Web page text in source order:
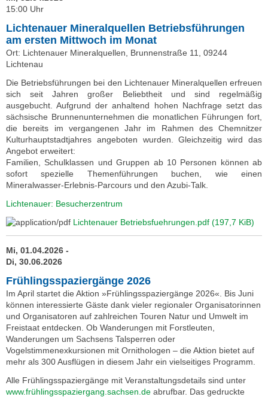
15:00 Uhr
Lichtenauer Mineralquellen Betriebsführungen
am ersten Mittwoch im Monat
Ort: Lichtenauer Mineralquellen, Brunnenstraße 11, 09244
Lichtenau
Die Betriebsführungen bei den Lichtenauer Mineralquellen erfreuen
sich seit Jahren großer Beliebtheit und sind regelmäßig
ausgebucht. Aufgrund der anhaltend hohen Nachfrage setzt das
sächsische Brunnenunternehmen die monatlichen Führungen fort,
die bereits im vergangenen Jahr im Rahmen des Chemnitzer
Kulturhauptstadtjahres angeboten wurden. Gleichzeitig wird das
Angebot erweitert:
Familien, Schulklassen und Gruppen ab 10 Personen können ab
sofort spezielle Themenführungen buchen, wie einen
Mineralwasser-Erlebnis-Parcours und den Azubi-Talk.
Lichtenauer: Besucherzentrum
Lichtenauer Betriebsfuehrungen.pdf (197,7 KiB)
Mi, 01.04.2026 -
Di, 30.06.2026
Frühlingsspaziergänge 2026
Im April startet die Aktion »Frühlingsspaziergänge 2026«. Bis Juni
können interessierte Gäste dank vieler regionaler Organisatorinnen
und Organisatoren auf zahlreichen Touren Natur und Umwelt im
Freistaat entdecken. Ob Wanderungen mit Forstleuten,
Wanderungen um Sachsens Talsperren oder
Vogelstimmenexkursionen mit Ornithologen – die Aktion bietet auf
mehr als 300 Ausflügen in diesem Jahr ein vielseitiges Programm.
Alle Frühlingsspaziergänge mit Veranstaltungsdetails sind unter
www.frühlingsspaziergang.sachsen.de abrufbar. Das gedruckte